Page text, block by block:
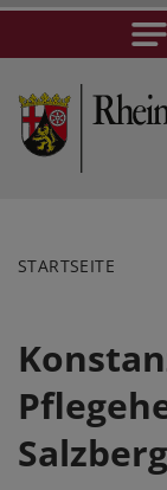
STARTSEITE
Salzberg